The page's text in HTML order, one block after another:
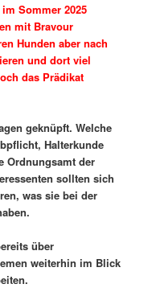
Sommer 2025
mit Bravour
Hunden aber nach
und dort viel
das Prädikat
geknüpft. Welche
Halterkunde
Ordnungsamt der
sollten sich
was sie bei der
über
weiterhin im Blick